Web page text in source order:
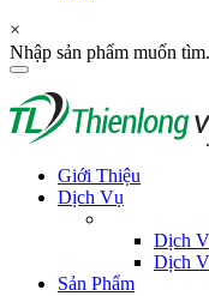
×
Nhập sản phẩm muốn
Giới Thiệu
Dịch Vụ
Dịch
Dịch
Sản Phẩm